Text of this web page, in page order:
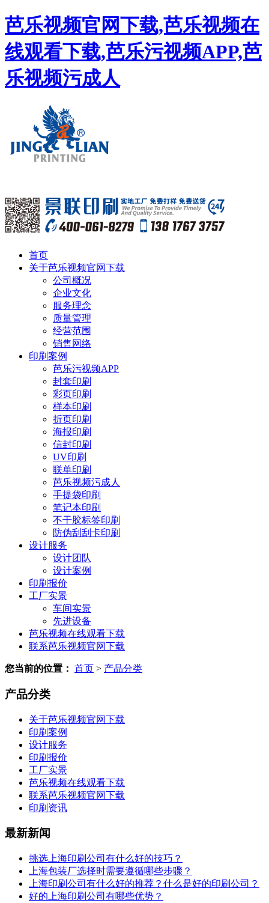
芭乐视频官网下载,芭乐视频在
线观看下载,芭乐污视频APP,芭
乐视频污成人
首页
关于芭乐视频官网下载
公司概况
企业文化
服务理念
质量管理
经营范围
销售网络
印刷案例
芭乐污视频APP
封套印刷
彩页印刷
样本印刷
折页印刷
海报印刷
信封印刷
UV印刷
联单印刷
芭乐视频污成人
手提袋印刷
笔记本印刷
不干胶标签印刷
防伪刮刮卡印刷
设计服务
设计团队
设计案例
印刷报价
工厂实景
车间实景
先进设备
芭乐视频在线观看下载
联系芭乐视频官网下载
您当前的位置： 首页 > 产品分类
产品分类
关于芭乐视频官网下载
印刷案例
设计服务
印刷报价
工厂实景
芭乐视频在线观看下载
联系芭乐视频官网下载
印刷资讯
最新新闻
挑选上海印刷公司有什么好的技巧？
上海包装厂选择时需要遵循哪些步骤？
上海印刷公司有什么好的推荐？什么是好的印刷公司？
好的上海印刷公司有哪些优势？